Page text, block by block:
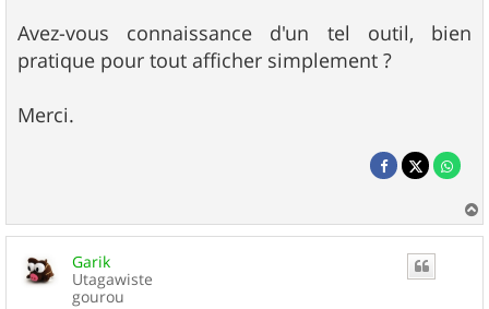
Avez-vous connaissance d'un tel outil, bien
pratique pour tout afficher simplement ?
Merci.
a
Garik
Utagawiste
gourou